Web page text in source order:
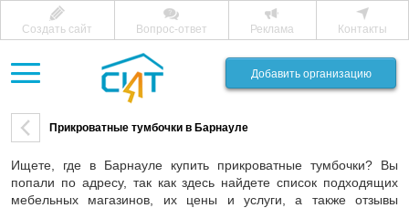
Создать сайт Вопрос-ответ Реклама Контакты
Добавить организацию
Прикроватные тумбочки в Барнауле
Ищете, где в Барнауле купить прикроватные тумбочки? Вы
попали по адресу, так как здесь найдете список подходящих
мебельных магазинов, их цены и услуги, а также отзывы